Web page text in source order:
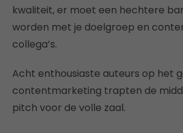
kwaliteit, er moet een hechtere
worden met je doelgroep en
collega’s.
Acht enthousiaste auteurs op het
contentmarketing trapten de
pitch voor de volle zaal.